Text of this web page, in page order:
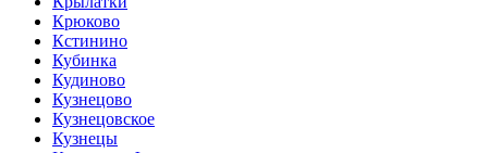
Крюково
Кстинино
Кубинка
Кудиново
Кузнецово
Кузнецовское
Кузнецы